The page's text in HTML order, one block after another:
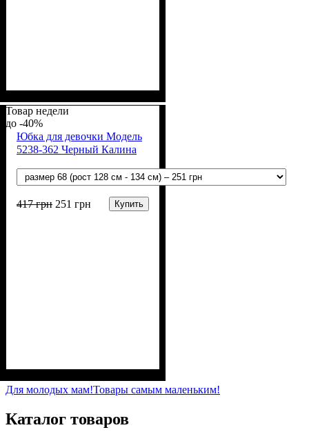
б, 6% лайкра)
Товар недели
-40%
Юбка для девочки Модель
5238-362 Черный Калина
417грн 251 грн Купить
б, 6% лайкра)
Для молодых мам!Товары самым маленьким!
Каталог товаров